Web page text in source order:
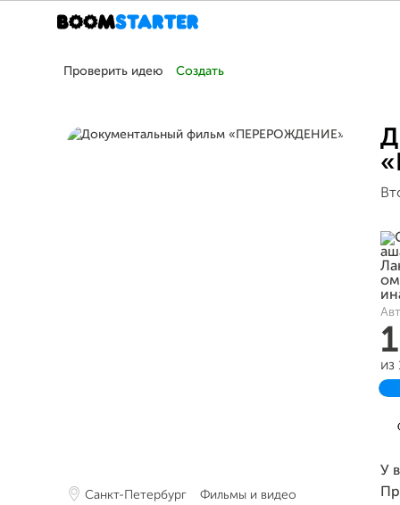
Проверить идею Создать
Санкт-Петербург Фильмы и видео
из
У